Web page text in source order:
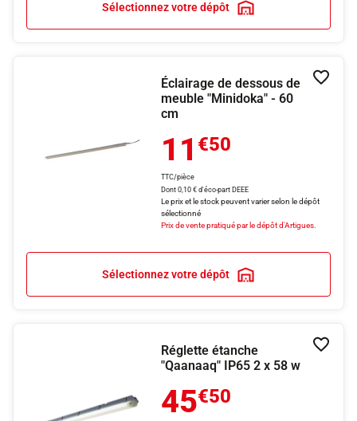
Sélectionnez votre dépôt
Éclairage de dessous de
meuble "Minidoka" - 60
cm
11 €50
TTC/pièce
Dont 0,10 € d'éco-part DEEE
Le prix et le stock peuvent varier selon le dépôt
sélectionné
Prix de vente pratiqué par le dépôt d'Artigues.
Sélectionnez votre dépôt
Réglette étanche
"Qaanaaq" IP65 2 x 58 w
45€50